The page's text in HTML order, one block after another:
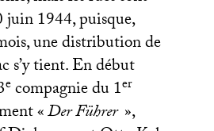
juin 1944, puisque,
une distribution de
s’y tient. En début
ecompagnie du 1er
«Der Führer »,